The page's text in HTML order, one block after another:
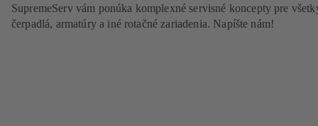
SupremeServ vám ponúka komplexné servisné koncepty pre
čerpadlá, armatúry a iné rotačné zariadenia. Napíšte nám!